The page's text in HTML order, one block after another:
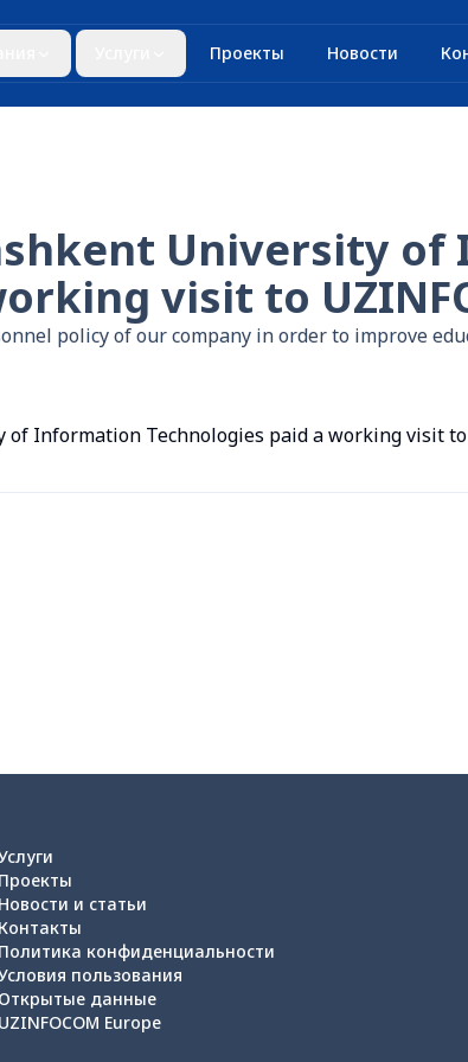
Проекты Новости
University
visit to
policy of our company in order to improve
Information Technologies paid a working visit to
Проекты
Новости и статьи
Контакты
Политика конфиденциальности
пользования
Открытые данные
UZINFOCOM Europe